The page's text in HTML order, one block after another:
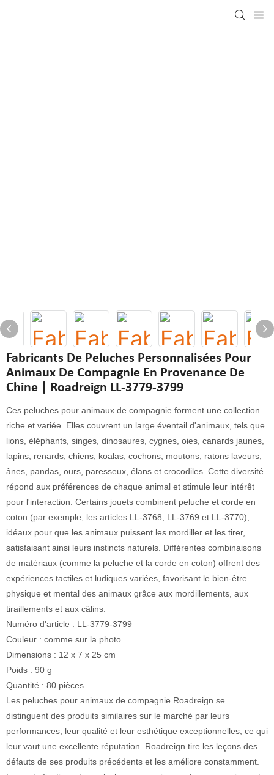
Fabricants De Peluches Personnalisées Pour
Animaux De Compagnie En Provenance De
Chine | Roadreign LL-3779-3799
Ces peluches pour animaux de compagnie forment une collection
riche et variée. Elles couvrent un large éventail d'animaux, tels que
lions, éléphants, singes, dinosaures, cygnes, oies, canards jaunes,
lapins, renards, chiens, koalas, cochons, moutons, ratons laveurs,
ânes, pandas, ours, paresseux, élans et crocodiles. Cette diversité
répond aux préférences de chaque animal et stimule leur intérêt
pour l'interaction. Certains jouets combinent peluche et corde en
coton (par exemple, les articles LL-3768, LL-3769 et LL-3770),
idéaux pour que les animaux puissent les mordiller et les tirer,
satisfaisant ainsi leurs instincts naturels. Différentes combinaisons
de matériaux (comme la peluche et la corde en coton) offrent des
expériences tactiles et ludiques variées, favorisant le bien-être
physique et mental des animaux grâce aux mordillements, aux
tiraillements et aux câlins.
Numéro d'article : LL-3779-3799
Couleur : comme sur la photo
Dimensions : 12 x 7 x 25 cm
Poids : 90 g
Quantité : 80 pièces
Les peluches pour animaux de compagnie Roadreign se
distinguent des produits similaires sur le marché par leurs
performances, leur qualité et leur esthétique exceptionnelles, ce qui
leur vaut une excellente réputation. Roadreign tire les leçons des
défauts de ses produits précédents et les améliore constamment.